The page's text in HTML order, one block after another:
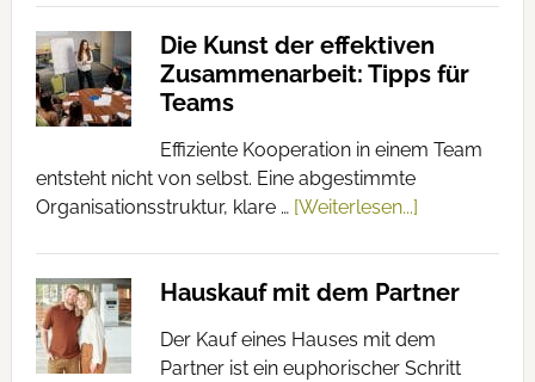
Die Kunst der effektiven
Zusammenarbeit: Tipps für
Teams
Effiziente Kooperation in einem Team
entsteht nicht von selbst. Eine abgestimmte
Organisationsstruktur, klare … [Weiterlesen...]
Hauskauf mit dem Partner
Der Kauf eines Hauses mit dem
Partner ist ein euphorischer Schritt